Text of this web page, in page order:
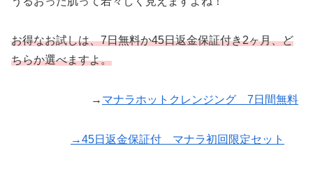
お得なお試しは、7日無料か45日返金保証付き2ヶ月、ど
ちらか選べますよ。
→ マナラホットクレンジング 7日間無料
→45日返金保証付 マナラ初回限定セット